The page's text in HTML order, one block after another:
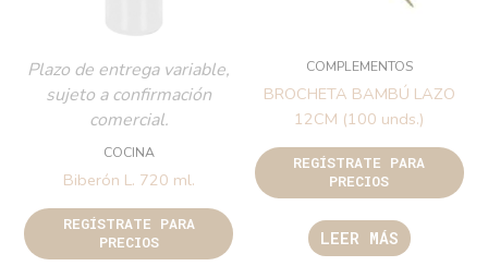
Plazo de entrega variable,
sujeto a confirmación
comercial.
COCINA
Biberón L. 720 ml.
REGÍSTRATE PARA
PRECIOS
COMPLEMENTOS
BROCHETA BAMBÚ LAZO
12CM (100 unds.)
REGÍSTRATE PARA
PRECIOS
LEER MÁS